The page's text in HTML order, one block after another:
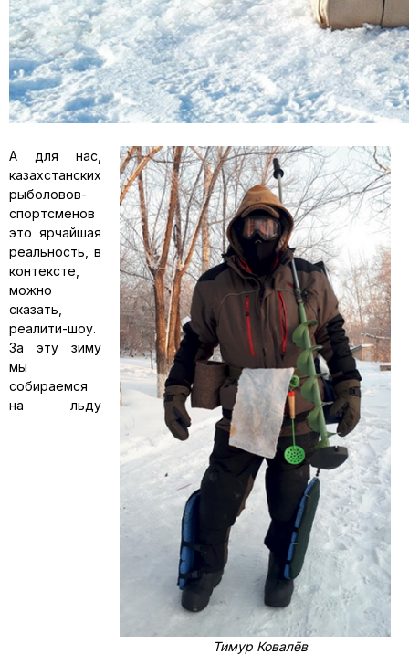
Тимур Ковалёв
А для нас,
казахстанских
рыболовов-
спортсменов
это ярчайшая
реальность, в
контексте,
можно
сказать,
реалити-шоу.
За эту зиму
мы
собираемся
на льду